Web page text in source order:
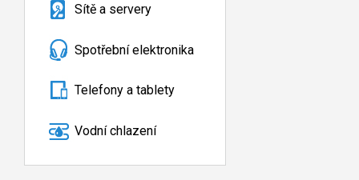
Sítě a servery
Spotřební elektronika
Telefony a tablety
Vodní chlazení